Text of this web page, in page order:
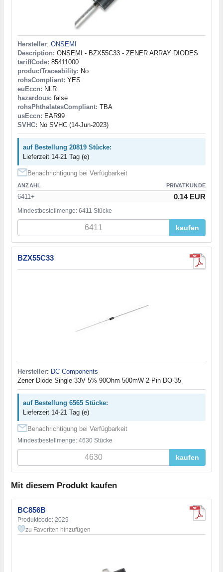
Hersteller: ONSEMI
Description: ONSEMI - BZX55C33 - ZENER ARRAY DIODES
tariffCode: 85411000
productTraceability: No
rohsCompliant: YES
euEccn: NLR
hazardous: false
rohsPhthalatesCompliant: TBA
usEccn: EAR99
SVHC: No SVHC (14-Jun-2023)
auf Bestellung 20819 Stücke:
Lieferzeit 14-21 Tag (e)
Benachrichtigung bei Verfügbarkeit
ANZAHL PRIVATKUNDE
6411+ 0.14 EUR
Mindestbestellmenge: 6411 Stücke
kaufen
BZX55C33
Hersteller: DC Components
Zener Diode Single 33V 5% 90Ohm 500mW 2-Pin DO-35
auf Bestellung 6565 Stücke:
Lieferzeit 14-21 Tag (e)
Benachrichtigung bei Verfügbarkeit
Mindestbestellmenge: 4630 Stücke
kaufen
Mit diesem Produkt kaufen
BC856B
Produktcode: 2029
zu Favoriten hinzufügen